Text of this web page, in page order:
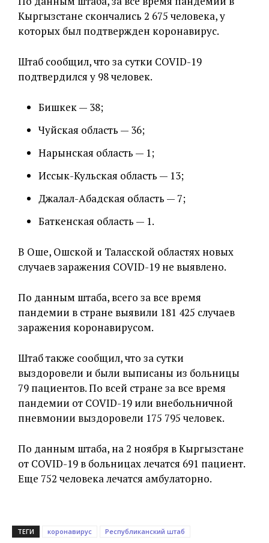
Кыргызстане скончались 2 675 человека, у
которых был подтвержден коронавирус.
Штаб сообщил, что за сутки COVID-19
подтвердился у 98 человек.
Бишкек — 38;
Чуйская область — 36;
Нарынская область — 1;
Иссык-Кульская область — 13;
Джалал-Абадская область — 7;
Баткенская область — 1.
В Оше, Ошской и Таласской областях новых
случаев заражения COVID-19 не выявлено.
По данным штаба, всего за все время
пандемии в стране выявили 181 425 случаев
заражения коронавирусом.
Штаб также сообщил, что за сутки
выздоровели и были выписаны из больницы
79 пациентов. По всей стране за все время
пандемии от COVID-19 или внебольничной
пневмонии выздоровели 175 795 человек.
По данным штаба, на 2 ноября в Кыргызстане
от COVID-19 в больницах лечатся 691 пациент.
Еще 752 человека лечатся амбулаторно.
ТЕГИ коронавирус Республиканский штаб